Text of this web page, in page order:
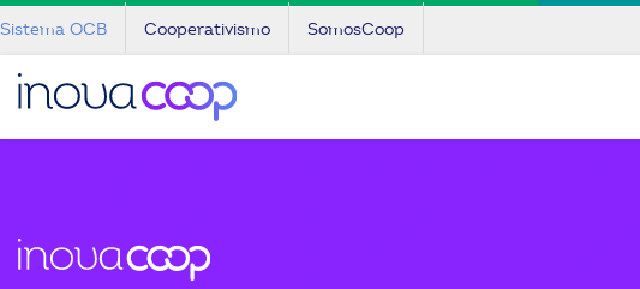
Sistema OCB Cooperativismo SomosCoop